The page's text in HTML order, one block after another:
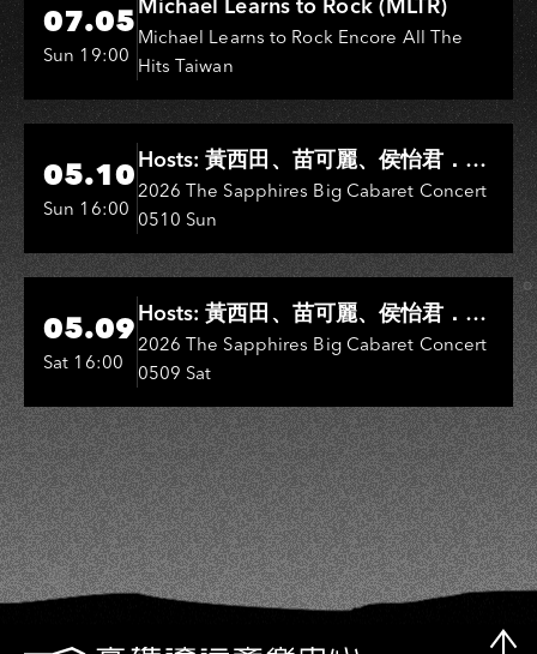
07.05
Sun 19:00
Michael Learns to Rock Encore All The
Hits Taiwan
Hi-Ing Music Hall
05.10
Sun 16:00
Hosts: 黃西田、苗可麗、侯怡君．
Entertainers: 葉啟田、鳥來嬤-吳
敏、王彩樺、王瑞霞、吳淑敏、施文
彬、邵大倫、曹雅雯、陳孟賢、黃露
瑤
2026 The Sapphires Big Cabaret Concert
0510 Sun
Hi-Ing Music Hall
05.09
Sat 16:00
Hosts: 黃西田、苗可麗、侯怡君．
Entertainers: 葉啟田、鳥來嬤-吳
敏、張秀卿、王彩樺、吳淑敏、施文
彬、邵大倫、曹雅雯、陳孟賢、黃露
瑤
2026 The Sapphires Big Cabaret Concert
0509 Sat